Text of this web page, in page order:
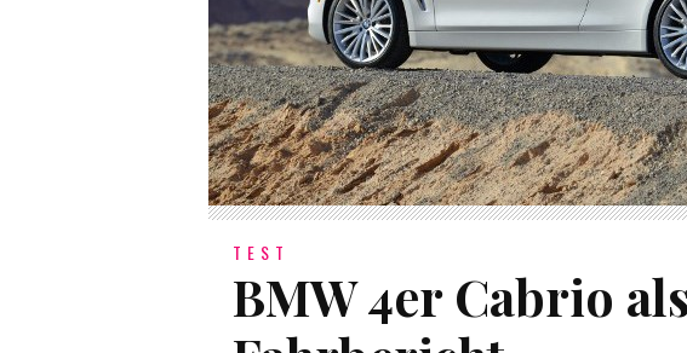
TEST
BMW 4er Cabrio